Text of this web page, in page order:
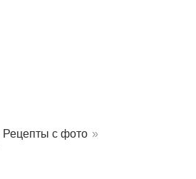
Рецепты с фото »